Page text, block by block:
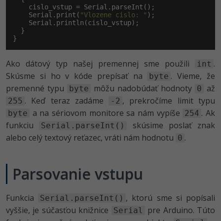
    cislo_vstup = Serial.parseInt();
    Serial.print(
"Vlozene cislo: " );
    Serial.println(cislo_vstup);
  }
}
Ako dátový typ našej premennej sme použili int .
Skúsme si ho v kóde prepísať na
byte . Vieme, že
premenné typu
byte môžu nadobúdať hodnoty 0 až
255 . Keď teraz zadáme -2 , prekročíme limit typu
byte a na sériovom monitore sa nám vypíše 254 . Ak
funkciu
Serial.parseInt()
skúsime poslať znak
alebo celý textový reťazec, vráti nám hodnotu 0 .
Parsovanie vstupu
Funkcia Serial.parseInt() , ktorú sme si popísali
vyššie, je súčasťou knižnice
Serial
pre Arduino. Túto